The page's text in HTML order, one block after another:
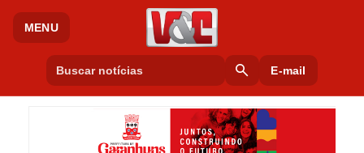
MENU
search E-mail